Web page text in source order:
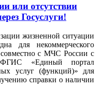
или отсутствии
Госуслуги!
жизненной ситуации
для некоммерческого
с МЧС России с
«Единый портал
услуг (функций)» для
справки о наличии